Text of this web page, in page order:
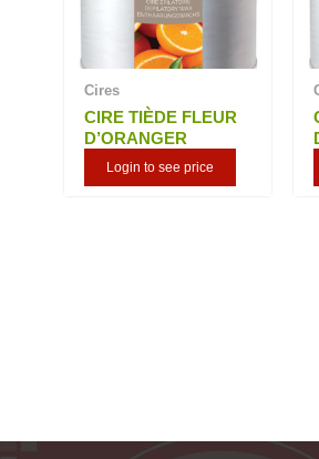
Cires
CIRE TIÈDE FLEUR
D’ORANGER
Login to see price